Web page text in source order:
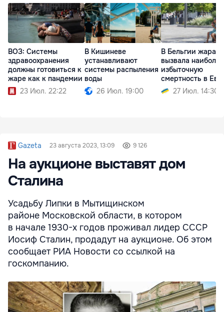
ВОЗ: Системы
здравоохранения
должны готовиться к
жаре как к пандемии
23 Июл. 22:22
В Кишиневе
устанавливают
системы распыления
воды
26 Июл. 19:00
В Бельгии жара
вызвала
избыточную
смертность в
27 Июл. 14:30
Gazeta 23 августа 2023, 13:09 9 126
На аукционе выставят дом
Сталина
Усадьбу Липки в Мытищинском
районе Московской области, в котором
в начале 1930-х годов проживал лидер СССР
Иосиф Сталин, продадут на аукционе. Об этом
сообщает РИА Новости со ссылкой на
госкомпанию.